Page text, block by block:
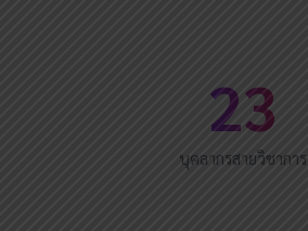
23
บุคลากรสายวิชาการ